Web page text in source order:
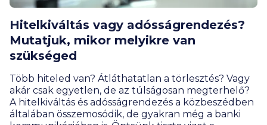
Hitelkiváltás vagy adósságrendezés?
Mutatjuk, mikor melyikre van
szükséged
Több hiteled van? Átláthatatlan a törlesztés? Vagy
akár csak egyetlen, de az túlságosan megterhelő?
A hitelkiváltás és adósságrendezés a közbeszédben
általában összemosódik, de gyakran még a banki